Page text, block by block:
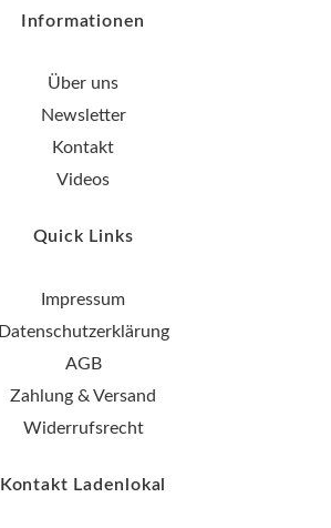
Informationen
Über uns
Newsletter
Kontakt
Videos
Quick Links
Impressum
Datenschutzerklärung
AGB
Zahlung & Versand
Widerrufsrecht
Kontakt Ladenlokal